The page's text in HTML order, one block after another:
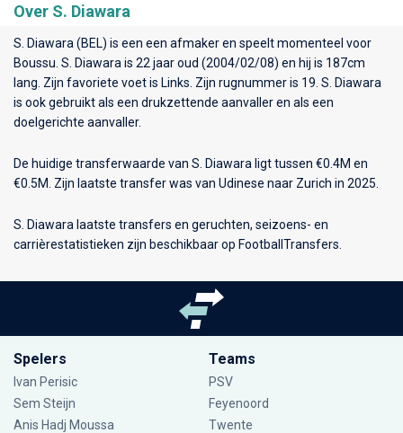
Over S. Diawara
S. Diawara (BEL) is een een afmaker en speelt momenteel voor
Boussu . S. Diawara is 22 jaar oud (2004/02/08) en hij is 187cm
lang. Zijn favoriete voet is Links. Zijn rugnummer is 19. S. Diawara
is ook gebruikt als een drukzettende aanvaller en als een
doelgerichte aanvaller.
De huidige transferwaarde van S. Diawara ligt tussen €0.4M en
€0.5M. Zijn laatste transfer was van Udinese naar Zurich in 2025.
S. Diawara laatste transfers en geruchten, seizoens- en
carrièrestatistieken zijn beschikbaar op FootballTransfers.
Spelers
Ivan Perisic
Sem Steijn
Anis Hadj Moussa
Teams
PSV
Feyenoord
Twente